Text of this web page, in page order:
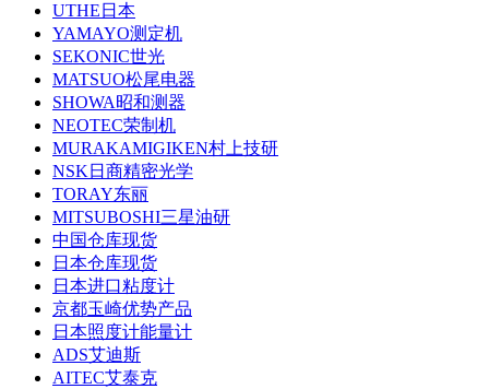
UTHE日本
YAMAYO测定机
SEKONIC世光
MATSUO松尾电器
SHOWA昭和测器
NEOTEC荣制机
MURAKAMIGIKEN村上技研
NSK日商精密光学
TORAY东丽
MITSUBOSHI三星油研
中国仓库现货
日本仓库现货
日本进口粘度计
京都玉崎优势产品
日本照度计能量计
ADS艾迪斯
AITEC艾泰克